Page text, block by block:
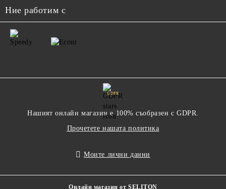
Ние работим с
GDPR
Нашият онлайн магазин е 100% съобразен с GDPR.
Прочетете нашата политика
Моите лични данни
Онлайн магазин от SELITON